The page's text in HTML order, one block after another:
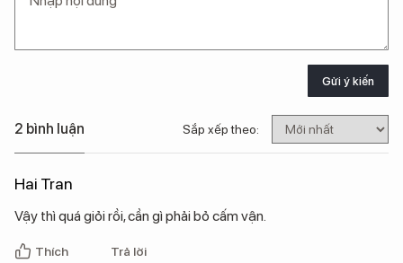
Gửi ý kiến
2 bình luận Sắp xếp theo:
Hai Tran
Vậy thì quá giỏi rồi, cần gì phải bỏ cấm vận.
Thích Trả lời